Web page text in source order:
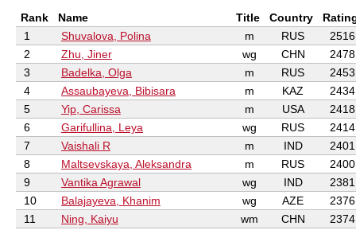
Rank
Name Title Country
1
Shuvalova, Polina m RUS
2516
2
Zhu, Jiner wg CHN
2478
3
Badelka, Olga m RUS
2453
4
Assaubayeva, Bibisara m KAZ
2434
5
Yip, Carissa m USA
2418
6
Garifullina, Leya wg RUS
2414
7
Vaishali R m IND
2401
8
Maltsevskaya, Aleksandra m RUS
2400
9
Vantika Agrawal wg IND
2381
10
Balajayeva, Khanim wg AZE
2376
11
Ning, Kaiyu wm CHN
2374